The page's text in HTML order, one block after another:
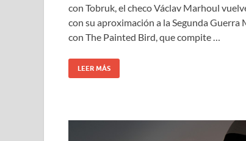
con Tobruk, el checo Václav Marhoul
con su aproximación a la Segunda Guerra
con The Painted Bird, que compite …
LEER MÁS